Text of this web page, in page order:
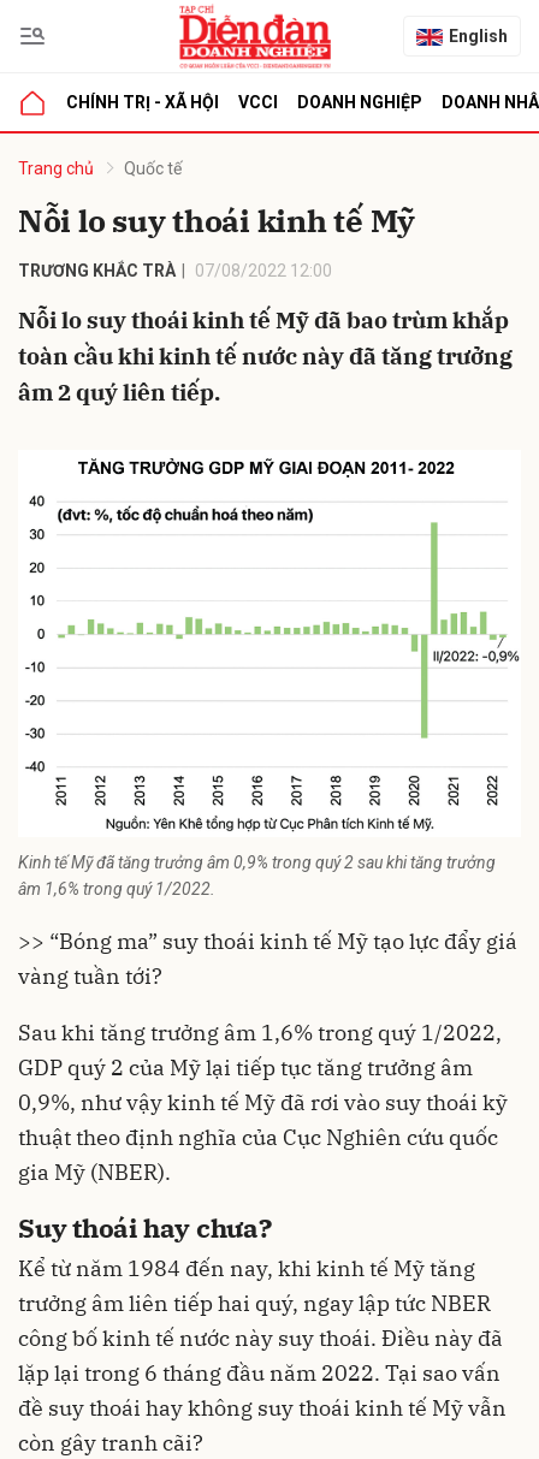
English
CHÍNH TRỊ - XÃ HỘI VCCI DOANH NGHIỆP DOANH
Trang chủ Quốc tế
Nỗi lo suy thoái kinh tế Mỹ
TRƯƠNG KHẮC TRÀ 07/08/2022 12:00
Nỗi lo suy thoái kinh tế Mỹ đã bao trùm khắp
toàn cầu khi kinh tế nước này đã tăng trưởng
âm 2 quý liên tiếp.
Kinh tế Mỹ đã tăng trưởng âm 0,9% trong quý 2 sau khi tăng trưởng
âm 1,6% trong quý 1/2022.
>> “Bóng ma” suy thoái kinh tế Mỹ tạo lực đẩy giá
vàng tuần tới?
Sau khi tăng trưởng âm 1,6% trong quý 1/2022,
GDP quý 2 của Mỹ lại tiếp tục tăng trưởng âm
0,9%, như vậy kinh tế Mỹ đã rơi vào suy thoái kỹ
thuật theo định nghĩa của Cục Nghiên cứu quốc
gia Mỹ (NBER).
Suy thoái hay chưa?
Kể từ năm 1984 đến nay, khi kinh tế Mỹ tăng
trưởng âm liên tiếp hai quý, ngay lập tức NBER
công bố kinh tế nước này suy thoái. Điều này đã
lặp lại trong 6 tháng đầu năm 2022. Tại sao vấn
đề suy thoái hay không suy thoái kinh tế Mỹ vẫn
còn gây tranh cãi?
luận